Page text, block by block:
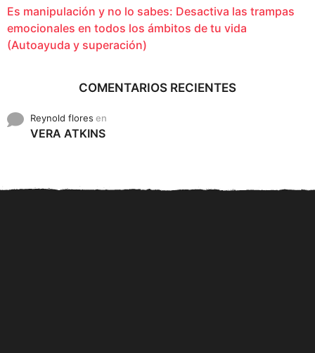
Es manipulación y no lo sabes: Desactiva las trampas
emocionales en todos los ámbitos de tu vida
(Autoayuda y superación)
COMENTARIOS RECIENTES
Reynold flores en
VERA ATKINS